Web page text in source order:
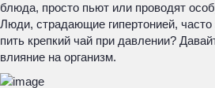
блюда, просто пьют или проводят
Люди, страдающие гипертонией,
пить крепкий чай при давлении?
влияние на организм.